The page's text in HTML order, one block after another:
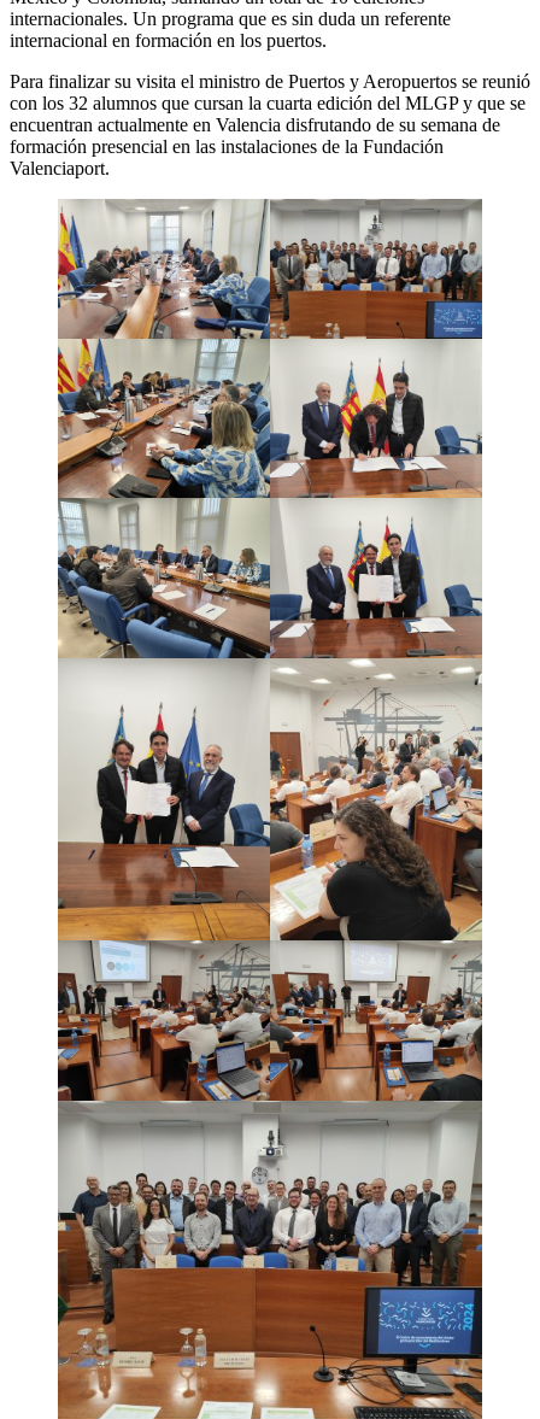
internacionales. Un programa que es sin duda un referente
internacional en formación en los puertos.
Para finalizar su visita el ministro de Puertos y Aeropuertos se reunió
con los 32 alumnos que cursan la cuarta edición del MLGP y que se
encuentran actualmente en Valencia disfrutando de su semana de
formación presencial en las instalaciones de la Fundación
Valenciaport.